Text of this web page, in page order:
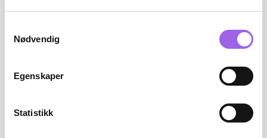
Nødvendig
Egenskaper
Statistikk